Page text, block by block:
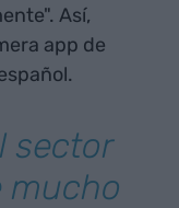
Así,
app de
sector
mucho